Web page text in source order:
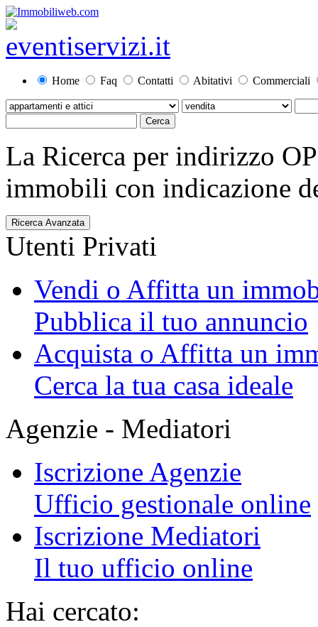
Home Faq Contatti Abitativi Commerciali
La Ricerca per indirizzo
immobili con indicazione
Ricerca Avanzata
Utenti Privati
Vendi o Affitta un
Pubblica il tuo annuncio
Acquista o Affitta un
Cerca la tua casa ideale
Agenzie - Mediatori
Iscrizione Agenzie
Ufficio gestionale online
Iscrizione Mediatori
Il tuo ufficio online
Hai cercato: